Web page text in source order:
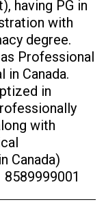
having PG in
with
degree.
Professional
Canada.
in
with
Canada)